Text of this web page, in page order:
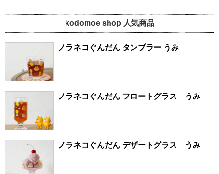
kodomoe shop 人気商品
ノラネコぐんだん タンブラー うみ
ノラネコぐんだん フロートグラス うみ
ノラネコぐんだん デザートグラス うみ